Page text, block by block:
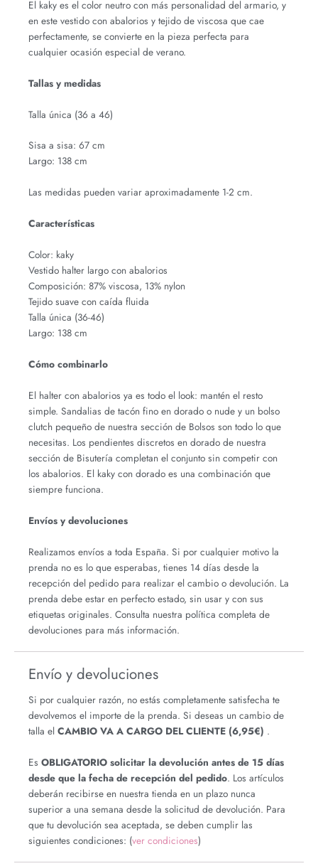
El kaky es el color neutro con más personalidad del armario, y
en este vestido con abalorios y tejido de viscosa que cae
perfectamente, se convierte en la pieza perfecta para
cualquier ocasión especial de verano.
Tallas y medidas
Talla única (36 a 46)
Sisa a sisa: 67 cm
Largo: 138 cm
Las medidas pueden variar aproximadamente 1-2 cm.
Características
Color: kaky
Vestido halter largo con abalorios
Composición: 87% viscosa, 13% nylon
Tejido suave con caída fluida
Talla única (36-46)
Largo: 138 cm
Cómo combinarlo
El halter con abalorios ya es todo el look: mantén el resto
simple. Sandalias de tacón fino en dorado o nude y un bolso
clutch pequeño de nuestra sección de Bolsos son todo lo que
necesitas. Los pendientes discretos en dorado de nuestra
sección de Bisutería completan el conjunto sin competir con
los abalorios. El kaky con dorado es una combinación que
siempre funciona.
Envíos y devoluciones
Realizamos envíos a toda España. Si por cualquier motivo la
prenda no es lo que esperabas, tienes 14 días desde la
recepción del pedido para realizar el cambio o devolución. La
prenda debe estar en perfecto estado, sin usar y con sus
etiquetas originales. Consulta nuestra política completa de
devoluciones para más información.
Envío y devoluciones
Si por cualquier razón, no estás completamente satisfecha te
devolvemos el importe de la prenda. Si deseas un cambio de
talla el CAMBIO VA A CARGO DEL CLIENTE (6,95€) .
Es OBLIGATORIO solicitar la devolución antes de 15 días
desde que la fecha de recepción del pedido. Los artículos
deberán recibirse en nuestra tienda en un plazo nunca
superior a una semana desde la solicitud de devolución. Para
que tu devolución sea aceptada, se deben cumplir las
siguientes condiciones: (ver condiciones)